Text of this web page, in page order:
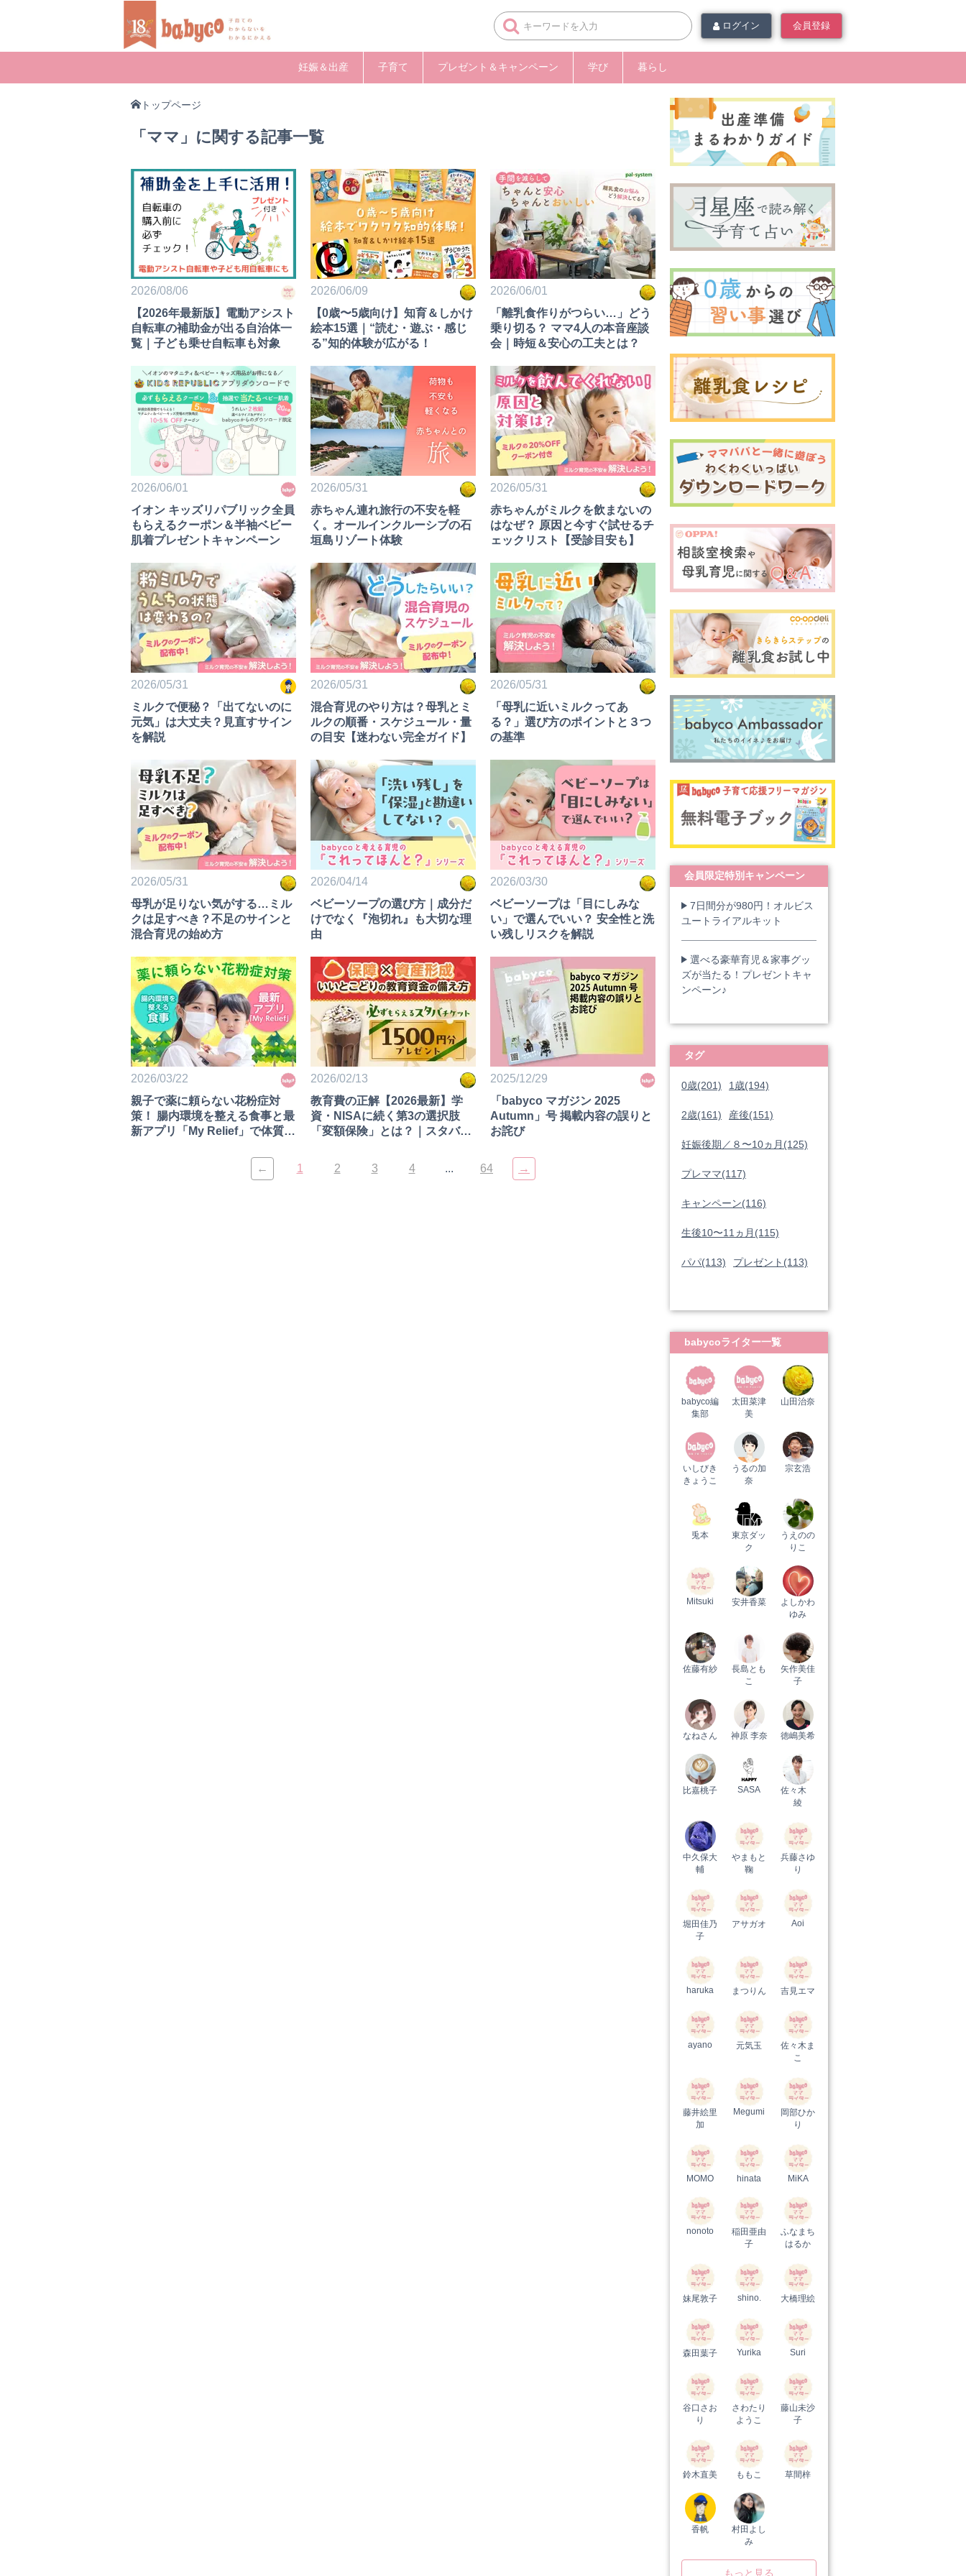
ログイン 会員登録
妊娠＆出産 子育て プレゼント＆キャンペーン 学び 暮らし
トップページ
「ママ」に関する記事一覧
2026/08/06
【2026年最新版】電動アシスト
自転車の補助金が出る自治体一
覧｜子ども乗せ自転車も対象
2026/06/09
【0歳〜5歳向け】知育＆しかけ
絵本15選｜“読む・遊ぶ・感じ
る”知的体験が広がる！
2026/06/01
「離乳食作りがつらい…」どう
乗り切る？ ママ4人の本音座談
会｜時短＆安心の工夫とは？
2026/06/01
イオン キッズリパブリック全員
もらえるクーポン＆半袖ベビー
肌着プレゼントキャンペーン
2026/05/31
赤ちゃん連れ旅行の不安を軽
く。オールインクルーシブの石
垣島リゾート体験
2026/05/31
赤ちゃんがミルクを飲まないの
はなぜ？ 原因と今すぐ試せるチ
ェックリスト【受診目安も】
2026/05/31
ミルクで便秘？「出てないのに
元気」は大丈夫？見直すサイン
を解説
2026/05/31
混合育児のやり方は？母乳とミ
ルクの順番・スケジュール・量
の目安【迷わない完全ガイド】
2026/05/31
「母乳に近いミルクってあ
る？」選び方のポイントと３つ
の基準
2026/05/31
母乳が足りない気がする…ミル
クは足すべき？不足のサインと
混合育児の始め方
2026/04/14
ベビーソープの選び方｜成分だ
けでなく『泡切れ』も大切な理
由
2026/03/30
ベビーソープは「目にしみな
い」で選んでいい？ 安全性と洗
い残しリスクを解説
2026/03/22
親子で薬に頼らない花粉症対
策！ 腸内環境を整える食事と最
新アプリ「My Relief」で体質改
2026/02/13
教育費の正解【2026最新】学
資・NISAに続く第3の選択肢
「変額保険」とは？｜スタバ券
2025/12/29
「babyco マガジン 2025
Autumn」号 掲載内容の誤りと
お詫び
← 1 2 3 4 ... 64 →
会員限定特別キャンペーン
7日間分が980円！オルビス
ユートライアルキット
選べる豪華育児＆家事グッ
ズが当たる！プレゼントキャ
ンペーン♪
タグ
0歳(201) 1歳(194)
2歳(161) 産後(151)
妊娠後期／８〜10ヵ月(125)
プレママ(117)
キャンペーン(116)
生後10〜11ヵ月(115)
パパ(113) プレゼント(113)
babycoライター一覧
babyco編
集部
太田菜津
美
山田治奈
いしびき
きょうこ
うるの加
奈
宗玄浩
兎本
東京ダッ
ク
うえのの
りこ
Mitsuki 安井香菜
よしかわ
ゆみ
佐藤有紗
長島とも
こ
矢作美佳
子
なねさん 神原 李奈 徳嶋美希
比嘉桃子 SASA
佐々木
綾
中久保大
輔
やまもと
鞠
兵藤さゆ
り
堀田佳乃
子
アサガオ Aoi
haruka まつりん 吉見エマ
ayano 元気玉
佐々木ま
こ
藤井絵里
加
Megumi
岡部ひか
り
MOMO hinata MiKA
nonoto
稲田亜由
子
ふなまち
はるか
妹尾敦子 shino. 大橋理絵
森田葉子 Yurika Suri
谷口さお
り
さわたり
ようこ
藤山未沙
子
鈴木直美 ももこ 草間梓
香帆
村田よし
み
もっと見る